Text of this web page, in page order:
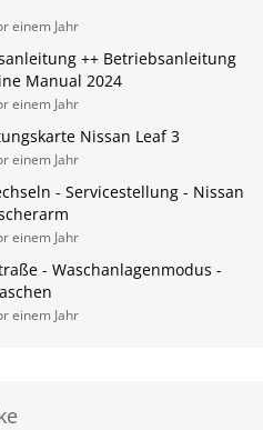
einem Jahr
++ Betriebsanleitung
Manual 2024
einem Jahr
Nissan Leaf 3
einem Jahr
- Servicestellung - Nissan​
einem Jahr
- Waschanlagenmodus -
einem Jahr